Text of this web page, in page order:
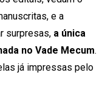
e a
surpresas, a única
no Vade Mecum.
já impressas pelo